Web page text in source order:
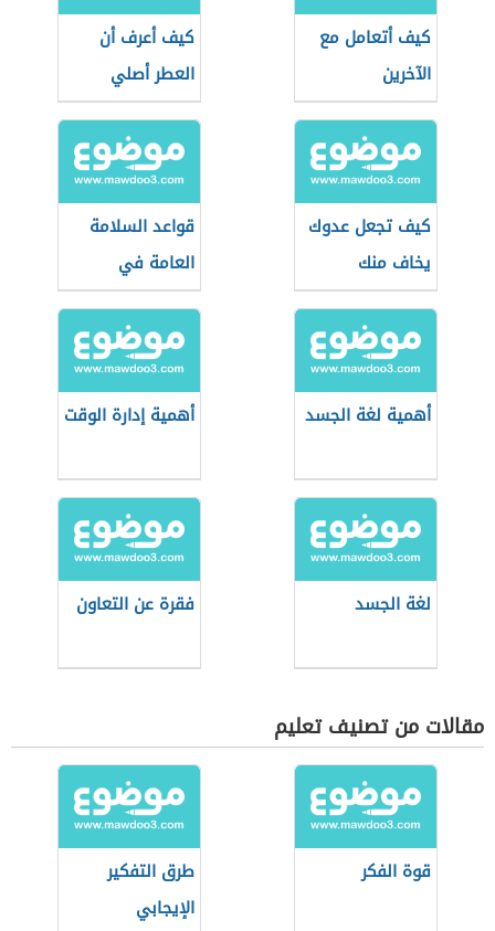
كيف أتعامل مع
الآخرين
كيف أعرف أن
العطر أصلي
كيف تجعل عدوك
يخاف منك
قواعد السلامة
العامة في
التعامل مع
الكهرباء
أهمية لغة الجسد أهمية إدارة الوقت
لغة الجسد فقرة عن التعاون
مقالات من تصنيف تعليم
قوة الفكر
طرق التفكير
الإيجابي